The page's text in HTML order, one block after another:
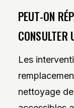
PEUT-ON
Les
nettoyage